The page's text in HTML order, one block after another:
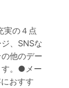
実の４点
、SNSな
他のデー
す。●メー
おすす